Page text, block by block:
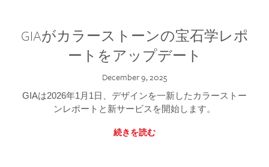
GIAがカラーストーンの宝石学レポ
ートをアップデート
December 9, 2025
GIAは2026年1月1日、デザインを一新したカラーストー
ンレポートと新サービスを開始します。
続きを読む